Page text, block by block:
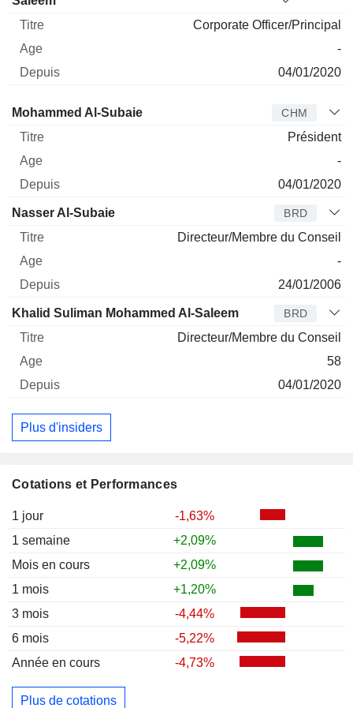
Cotations et Performances
1 jour
-1,63%
1 semaine
+2,09%
Mois en cours
+2,09%
1 mois
+1,20%
3 mois
-4,44%
6 mois
-5,22%
Année en cours
-4,73%
Plus de cotations
Corporate Officer/Principal
-
04/01/2020
Administrateur Titre Age
Mohammed Al-Subaie CHM
Président
-
04/01/2020
Nasser Al-Subaie BRD
Directeur/Membre du Conseil
-
24/01/2006
Khalid Suliman Mohammed Al-Saleem BRD
Directeur/Membre du Conseil
58
04/01/2020
Plus d'insiders